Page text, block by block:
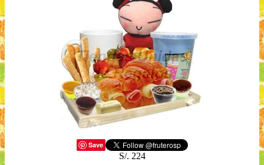
Save
S/. 224